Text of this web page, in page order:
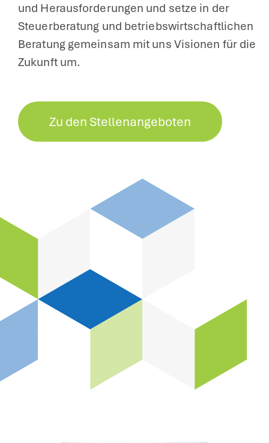
und Herausforderungen und setze in der
Steuerberatung und betriebswirtschaftlichen
Beratung gemeinsam mit uns Visionen für die
Zukunft um.
Zu den Stellenangeboten